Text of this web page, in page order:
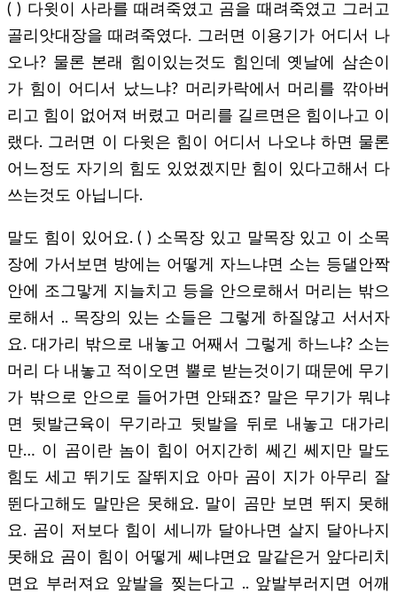
( ) 다윗이 사라를 때려죽였고 곰을 때려죽였고 그러고
골리앗대장을 때려죽였다. 그러면 이용기가 어디서 나
오나? 물론 본래 힘이있는것도 힘인데 옛날에 삼손이
가 힘이 어디서 났느냐? 머리카락에서 머리를 깎아버
리고 힘이 없어져 버렸고 머리를 길르면은 힘이나고 이
랬다. 그러면 이 다윗은 힘이 어디서 나오냐 하면 물론
어느정도 자기의 힘도 있었겠지만 힘이 있다고해서 다
쓰는것도 아닙니다.
말도 힘이 있어요. ( ) 소목장 있고 말목장 있고 이 소목
장에 가서보면 방에는 어떻게 자느냐면 소는 등댈안짝
안에 조그맣게 지늘치고 등을 안으로해서 머리는 밖으
로해서 .. 목장의 있는 소들은 그렇게 하질않고 서서자
요. 대가리 밖으로 내놓고 어째서 그렇게 하느냐? 소는
머리 다 내놓고 적이오면 뿔로 받는것이기 때문에 무기
가 밖으로 안으로 들어가면 안돼죠? 말은 무기가 뭐냐
면 뒷발근육이 무기라고 뒷발을 뒤로 내놓고 대가리
만… 이 곰이란 놈이 힘이 어지간히 쎄긴 쎄지만 말도
힘도 세고 뛰기도 잘뛰지요 아마 곰이 지가 아무리 잘
뛴다고해도 말만은 못해요. 말이 곰만 보면 뛰지 못해
요. 곰이 저보다 힘이 세니까 달아나면 살지 달아나지
못해요 곰이 힘이 어떻게 쎄냐면요 말같은거 앞다리치
면요 부러져요 앞발을 찢는다고 .. 앞발부러지면 어깨